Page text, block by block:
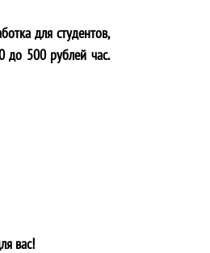
для студентов,
до 500 рублей час.
вас!